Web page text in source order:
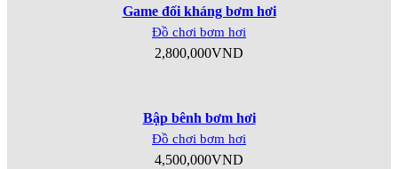
Game đối kháng bơm hơi
Đồ chơi bơm hơi
2,800,000VND
Bập bênh bơm hơi
Đồ chơi bơm hơi
4,500,000VND